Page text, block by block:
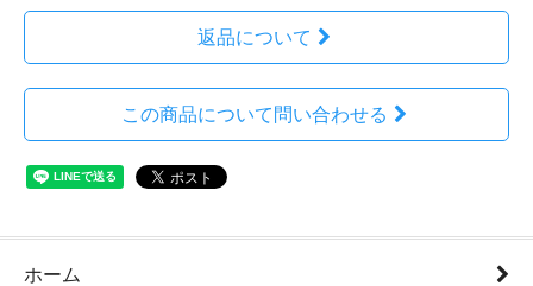
返品について
この商品について問い合わせる
ホーム